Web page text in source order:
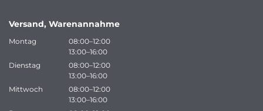
Versand, Warenannahme
Montag
08:00–12:00
13:00–16:00
Dienstag
08:00–12:00
13:00–16:00
Mittwoch
08:00–12:00
13:00–16:00